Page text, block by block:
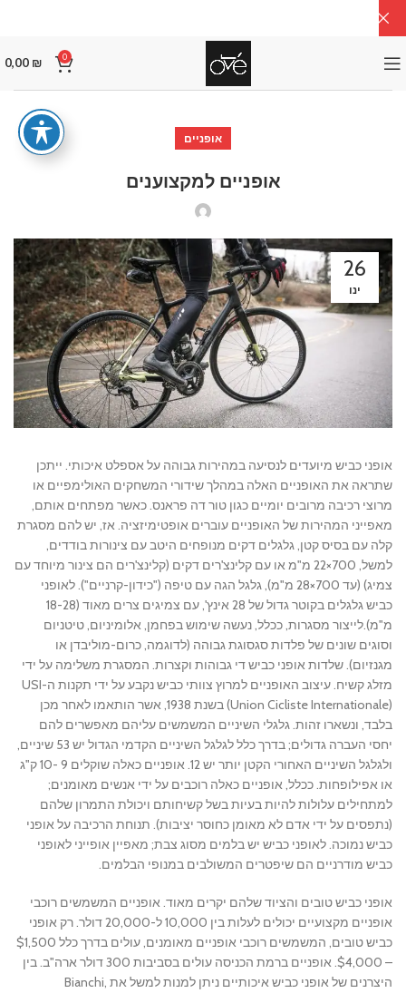
0
0,00 ₪
אופניים
אופניים למקצוענים
26
ינו
אופני כביש מיועדים לנסיעה במהירות גבוהה על אספלט איכותי. ייתכן
שתראה את האופניים האלה במהלך שידורי המשחקים האולימפיים או
מרוצי רכיבה מרובים יומיים כגון טור דה פראנס. כאשר מפתחים אותם,
מאפייני המהירות של האופניים עוברים אופטימיזציה. אז, יש להם מסגרת
קלה עם בסיס קטן, גלגלים דקים מנופחים היטב עם צינורות בודדים,
למשל, 700×22 מ"מ או עם קלינצ'רים דקים (קלינצ'רים הם צינור מיוחד עם
צמיג) (עד 700×28 מ"מ), גלגל הגה עם טיפה ("כידון-קרניים"). לאופני
כביש גלגלים בקוטר גדול של 28 אינץ', עם צמיגים צרים מאוד (18-28
מ"מ).לייצור מסגרות, ככלל, נעשה שימוש בפחמן, אלומיניום, טיטניום
וסוגים שונים של פלדות סגסוגת גבוהה (לדוגמה, כרום-מוליבדן או
מגנזיום). שלדות אופני כביש די גבוהות וקצרות. המסגרת משלימה על ידי
מזלג קשיח. עיצוב האופניים למרוץ צוותי כביש נקבע על ידי תקנות ה-USI
(Union Cicliste Internationale) בשנת 1938, אשר הותאמו לאחר מכן
בלבד, ונשארו זהות. גלגלי השיניים המשמשים עליהם מאפשרים להם
יחסי העברה גדולים; בדרך כלל לגלגל השיניים הקדמי הגדול יש 53 שיניים,
ולגלגל השיניים האחורי הקטן יותר יש 12. אופניים כאלה שוקלים 9 -10 ק"ג
או אפילופחות. ככלל, אופניים כאלה רוכבים על ידי אנשים מאומנים;
למתחילים עלולות להיות בעיות בשל קשיחותם ויכולת התמרון שלהם
(נתפסים על ידי אדם לא מאומן כחוסר יציבות). תנוחת הרכיבה על אופני
כביש נמוכה. לאופני כביש יש בלמים מסוג צבת; מאפיין אופייני לאופני
כביש מודרניים הם שיפטרים המשולבים במנופי הבלמים.
אופני כביש טובים והציוד שלהם יקרים מאוד. אופניים המשמשים רוכבי
אופניים מקצועיים יכולים לעלות בין 10,000 ל-20,000 דולר. רק אופני
כביש טובים, המשמשים רוכבי אופניים מאומנים, עולים בדרך כלל $1,500
– $4,000. אופניים ברמת הכניסה עולים בסביבות 300 דולר ארה"ב. בין
היצרנים של אופני כביש איכותיים ניתן למנות למשל את Bianchi,